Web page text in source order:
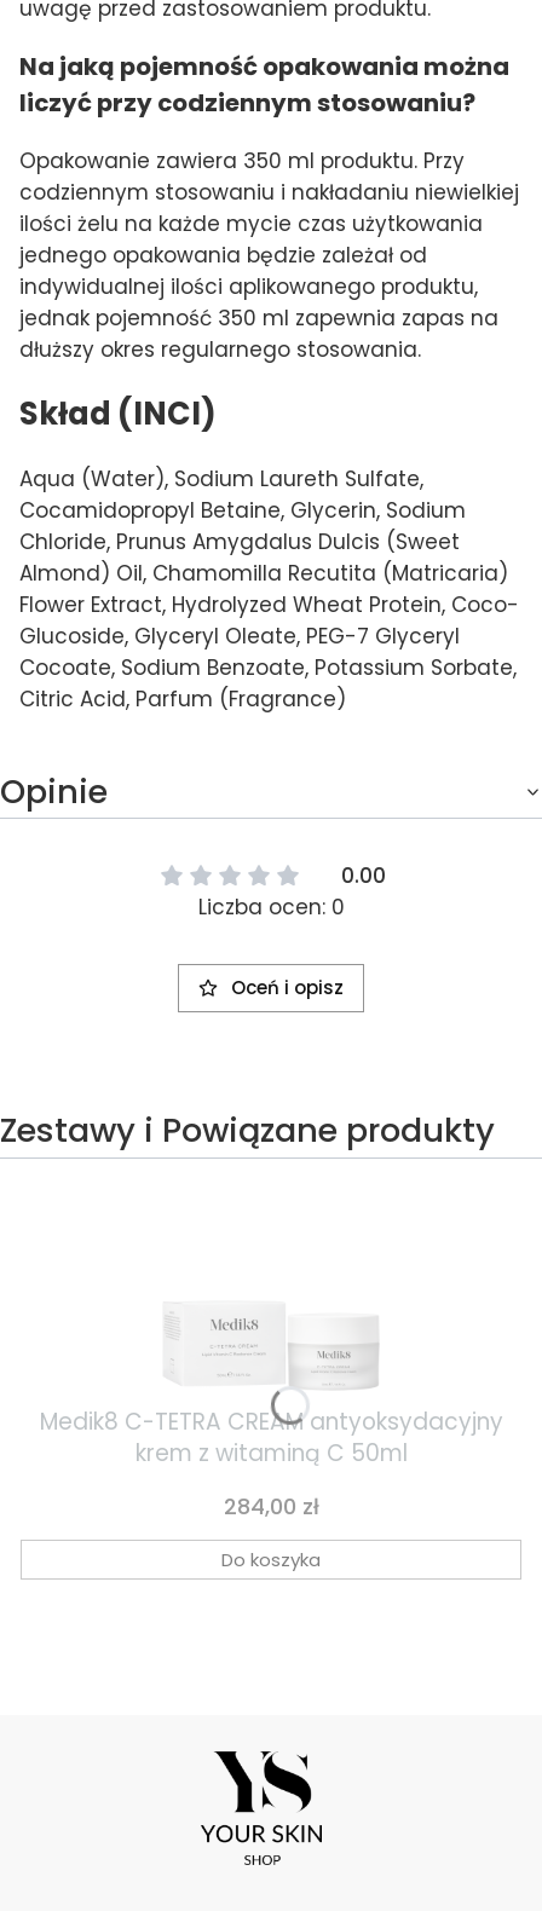
uwagę przed zastosowaniem produktu.
Na jaką pojemność opakowania można
liczyć przy codziennym stosowaniu?
Opakowanie zawiera 350 ml produktu. Przy
codziennym stosowaniu i nakładaniu niewielkiej
ilości żelu na każde mycie czas użytkowania
jednego opakowania będzie zależał od
indywidualnej ilości aplikowanego produktu,
jednak pojemność 350 ml zapewnia zapas na
dłuższy okres regularnego stosowania.
Skład (INCI)
Aqua (Water), Sodium Laureth Sulfate,
Cocamidopropyl Betaine, Glycerin, Sodium
Chloride, Prunus Amygdalus Dulcis (Sweet
Almond) Oil, Chamomilla Recutita (Matricaria)
Flower Extract, Hydrolyzed Wheat Protein, Coco-
Glucoside, Glyceryl Oleate, PEG-7 Glyceryl
Cocoate, Sodium Benzoate, Potassium Sorbate,
Citric Acid, Parfum (Fragrance)
Opinie
0.00
Liczba ocen: 0
Oceń i opisz
Zestawy i Powiązane produkty
Medik8 C-TETRA CREAM antyoksydacyjny
krem z witaminą C 50ml
Cena
284,00 zł
Do koszyka